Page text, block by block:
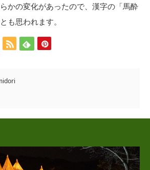
かの変化があったので、漢字の「馬酔
も思われます。